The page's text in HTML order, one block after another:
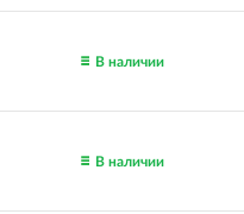
В наличии
В наличии